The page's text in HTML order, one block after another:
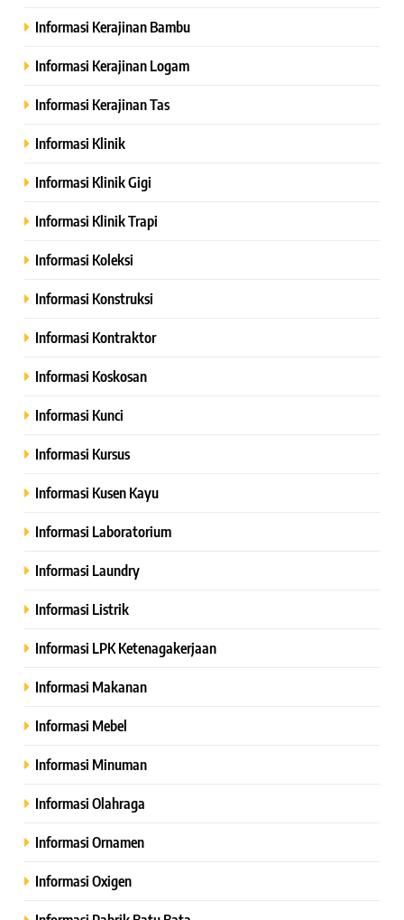
Informasi Kerajinan Bambu
Informasi Kerajinan Logam
Informasi Kerajinan Tas
Informasi Klinik
Informasi Klinik Gigi
Informasi Klinik Trapi
Informasi Koleksi
Informasi Konstruksi
Informasi Kontraktor
Informasi Koskosan
Informasi Kunci
Informasi Kursus
Informasi Kusen Kayu
Informasi Laboratorium
Informasi Laundry
Informasi Listrik
Informasi LPK Ketenagakerjaan
Informasi Makanan
Informasi Mebel
Informasi Minuman
Informasi Olahraga
Informasi Ornamen
Informasi Oxigen